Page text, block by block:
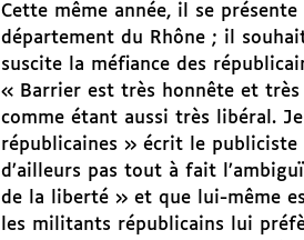
Cette même année, il se
département du Rhône ; il
suscite la méfiance des
« Barrier est très honnête et très
comme étant aussi très libéral.
républicaines » écrit le publiciste
d’ailleurs pas tout à fait
de la liberté » et que lui-même
les militants républicains lui